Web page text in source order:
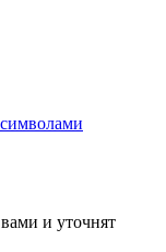
и уточнят